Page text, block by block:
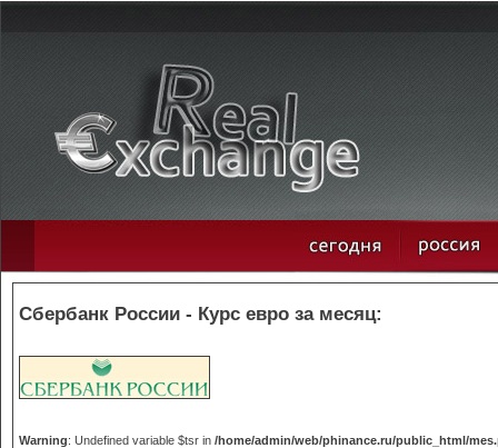
Сбербанк России - Курс евро за месяц:
Warning: Undefined variable $tsr in /home/admin/web/phinance.ru/public_html/